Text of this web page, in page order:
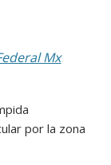
Mx
por la zona